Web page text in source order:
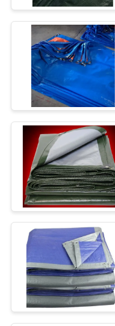
화포 페
야영 슬